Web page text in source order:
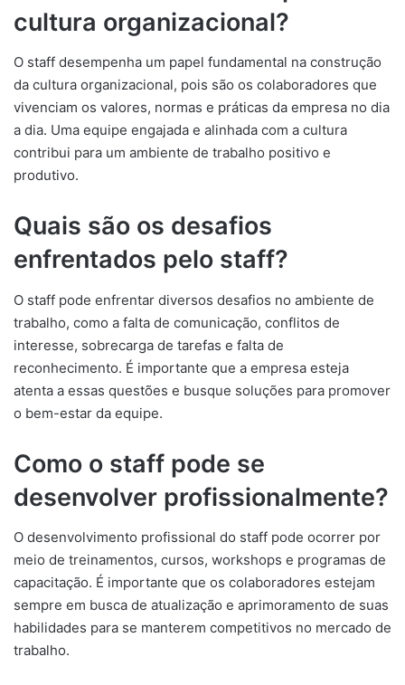
cultura organizacional?
O staff desempenha um papel fundamental na construção
da cultura organizacional, pois são os colaboradores que
vivenciam os valores, normas e práticas da empresa no dia
a dia. Uma equipe engajada e alinhada com a cultura
contribui para um ambiente de trabalho positivo e
produtivo.
Quais são os desafios
enfrentados pelo staff?
O staff pode enfrentar diversos desafios no ambiente de
trabalho, como a falta de comunicação, conflitos de
interesse, sobrecarga de tarefas e falta de
reconhecimento. É importante que a empresa esteja
atenta a essas questões e busque soluções para promover
o bem-estar da equipe.
Como o staff pode se
desenvolver profissionalmente?
O desenvolvimento profissional do staff pode ocorrer por
meio de treinamentos, cursos, workshops e programas de
capacitação. É importante que os colaboradores estejam
sempre em busca de atualização e aprimoramento de suas
habilidades para se manterem competitivos no mercado de
trabalho.